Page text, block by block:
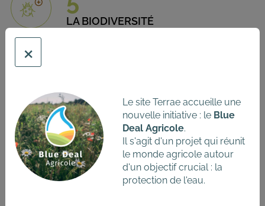
LA BIODIVERSITÉ
7
LA DIVERSIFICATION ÉCONOMIQUE
8
LA CO-CRÉATION DES
×
Le site Terrae accueille une
nouvelle initiative : le Blue
Deal Agricole.
Il s'agit d'un projet qui réunit
le monde agricole autour
d'un objectif crucial : la
protection de l'eau.